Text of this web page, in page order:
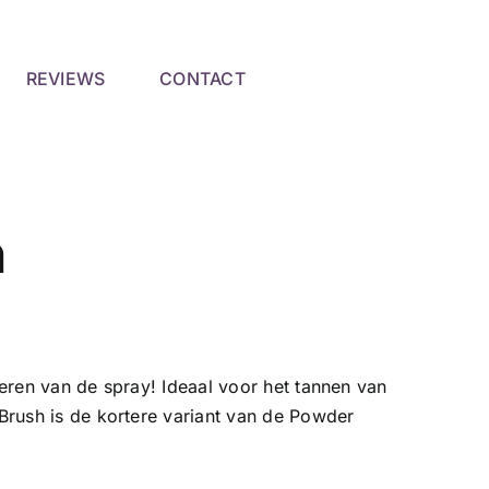
REVIEWS CONTACT
van de spray! Ideaal voor het tannen van
is de kortere variant van de Powder